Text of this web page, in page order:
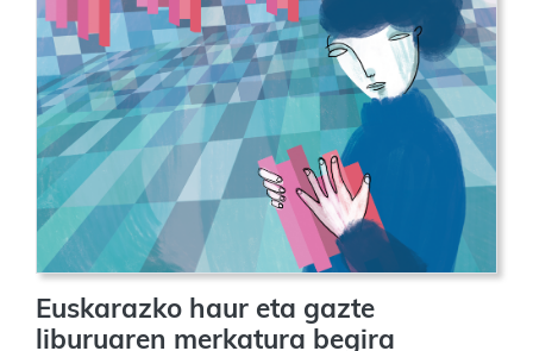
Euskarazko haur eta gazte
liburuaren merkatura begira